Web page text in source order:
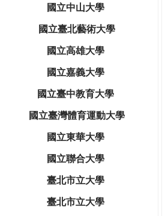
國立中山大學
國立臺北藝術大學
國立高雄大學
國立嘉義大學
國立臺中教育大學
國立臺灣體育運動大學
國立東華大學
國立聯合大學
臺北市立大學
臺北市立大學